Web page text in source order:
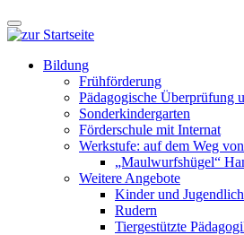
Bildung
Frühförderung
Pädagogische Überprüfung
Sonderkindergarten
Förderschule mit Internat
Werkstufe: auf dem Weg
„Maulwurfshügel“
Weitere Angebote
Kinder und
Rudern
Tiergestützte